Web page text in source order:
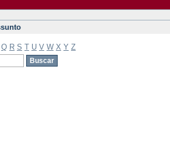
Q R S T U V W X Y Z